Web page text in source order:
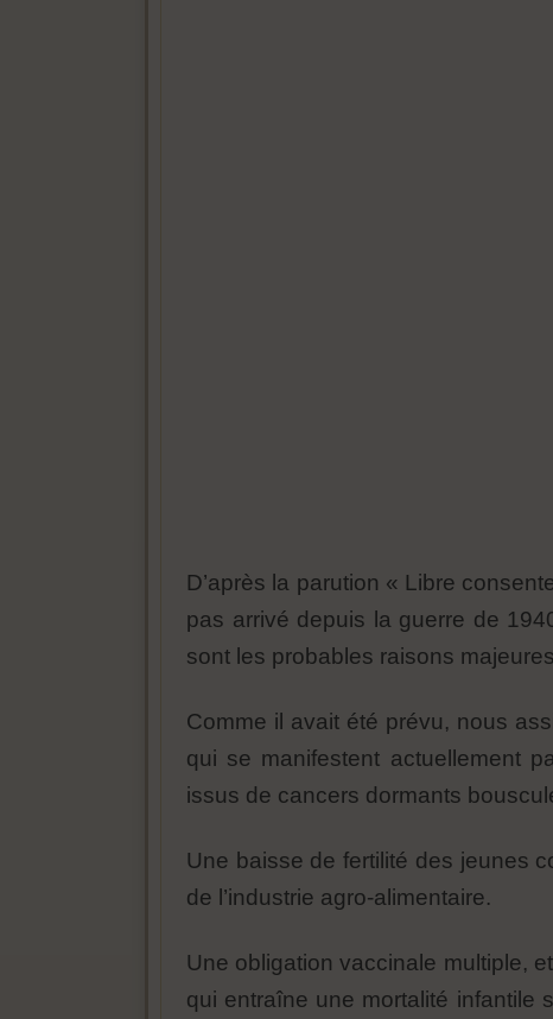
D’après la parution « Libre
pas arrivé depuis la guerre de
sont les probables raisons
Comme il avait été prévu, nous
qui se manifestent actuellement
issus de cancers dormants
Une baisse de fertilité des jeunes
de l’industrie agro-alimentaire.
Une obligation vaccinale multiple,
qui entraîne une mortalité infantile